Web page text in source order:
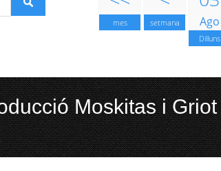
mes setmana Ago
Dilluns
Moskitas i Griot